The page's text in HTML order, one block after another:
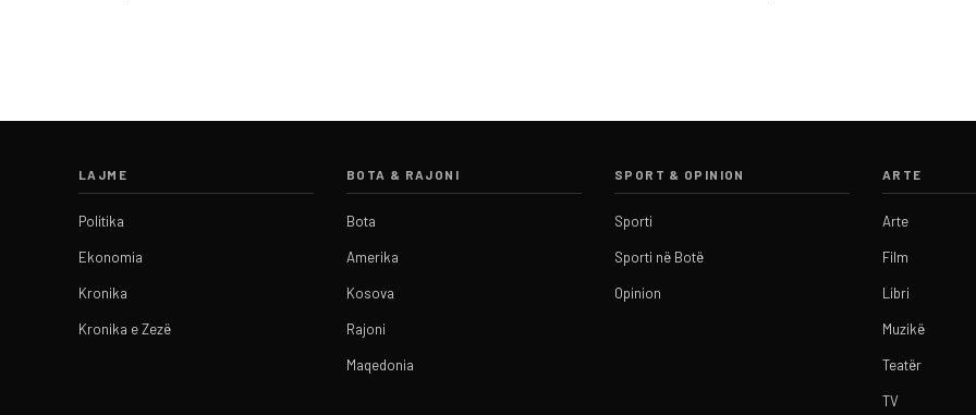
LAJME
Politika
Ekonomia
Kronika
Kronika e Zezë
BOTA & RAJONI
Bota
Amerika
Kosova
Rajoni
Maqedonia
SPORT & OPINION
Sporti
Sporti në Botë
Opinion
ARTE
Arte
Film
Libri
Muzikë
Teatër
TV